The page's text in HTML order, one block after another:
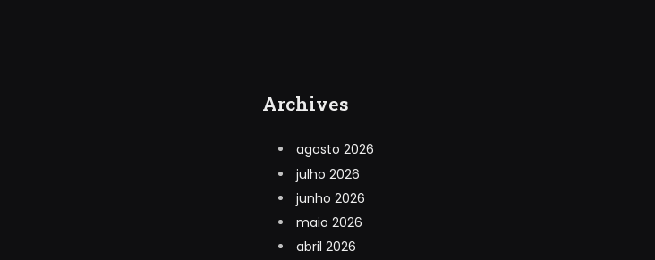
Archives
agosto 2026
julho 2026
junho 2026
maio 2026
abril 2026